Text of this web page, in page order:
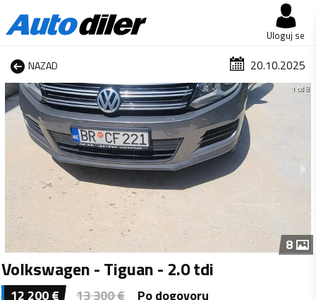
Uloguj se
NAZAD 20.10.2025
1 od 8
8
Volkswagen - Tiguan - 2.0 tdi
12 200€ 13 300€ Po dogovoru